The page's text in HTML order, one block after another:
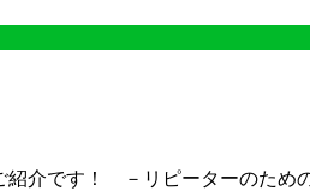
介です！ －リピーターのため